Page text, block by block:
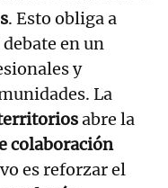
. Esto obliga a
en un
y
La
abre la
colaboración
es reforzar el